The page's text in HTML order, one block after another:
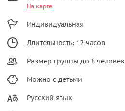
На карте
Индивидуальная
Длительность: 12 часов
Размер группы до 8 человек
Можно с детьми
Русский язык